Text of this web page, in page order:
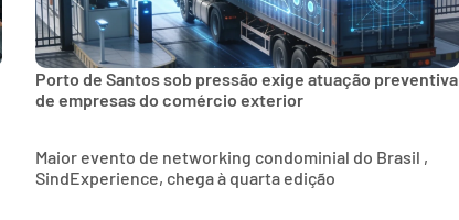
Porto de Santos sob pressão exige atuação preventiva
de empresas do comércio exterior
Maior evento de networking condominial do Brasil ,
SindExperience, chega à quarta edição